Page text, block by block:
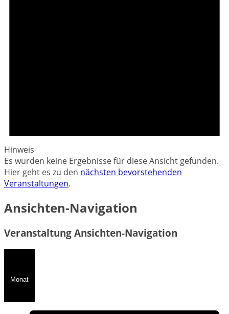
Hinweis
Es wurden keine Ergebnisse für diese Ansicht gefunden.
Hier geht es zu den nächsten bevorstehenden
Veranstaltungen.
Ansichten-Navigation
Veranstaltung Ansichten-Navigation
Monat